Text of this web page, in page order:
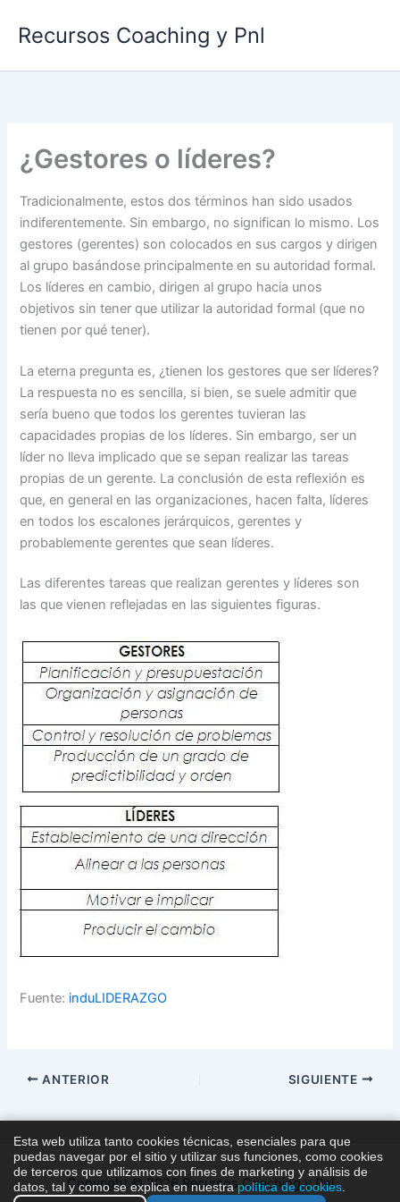
Recursos Coaching y Pnl
¿Gestores o líderes?
Tradicionalmente, estos dos términos han sido usados
indiferentemente. Sin embargo, no significan lo mismo. Los
gestores (gerentes) son colocados en sus cargos y dirigen
al grupo basándose principalmente en su autoridad formal.
Los líderes en cambio, dirigen al grupo hacia unos
objetivos sin tener que utilizar la autoridad formal (que no
tienen por qué tener).
La eterna pregunta es, ¿tienen los gestores que ser líderes?
La respuesta no es sencilla, si bien, se suele admitir que
sería bueno que todos los gerentes tuvieran las
capacidades propias de los líderes. Sin embargo, ser un
líder no lleva implicado que se sepan realizar las tareas
propias de un gerente. La conclusión de esta reflexión es
que, en general en las organizaciones, hacen falta, líderes
en todos los escalones jerárquicos, gerentes y
probablemente gerentes que sean líderes.
Las diferentes tareas que realizan gerentes y líderes son
las que vienen reflejadas en las siguientes figuras.
Fuente: induLIDERAZGO
ANTERIOR SIGUIENTE
Copyright © 2026 Recursos Coaching y Pnl
Esta web utiliza tanto cookies técnicas, esenciales para que
puedas navegar por el sitio y utilizar sus funciones, como cookies
de terceros que utilizamos con fines de marketing y análisis de
datos, tal y como se explica en nuestrapolítica de cookies